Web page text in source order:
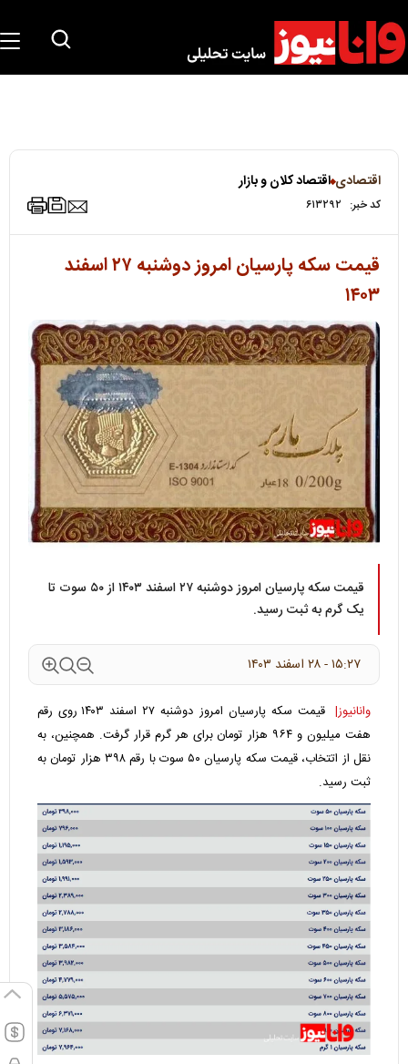
اقتصادی اقتصاد کلان و بازار
کد خبر: ۶۱۳۲۹۲
قیمت سکه پارسیان امروز دوشنبه ۲۷ اسفند
۱۴۰۳
قیمت سکه پارسیان امروز دوشنبه ۲۷ اسفند ۱۴۰۳ از ۵۰ سوت تا
یک گرم به ثبت رسید.
۱۵:۲۷ - ۲۸ اسفند ۱۴۰۳
وانانیوز|
قیمت سکه پارسیان امروز دوشنبه ۲۷ اسفند ۱۴۰۳ روی رقم
هفت میلیون و ۹۶۴ هزار تومان برای هر گرم قرار گرفت. همچنین، به
نقل از اتتخاب، قیمت سکه پارسیان ۵۰ سوت با رقم ۳۹۸ هزار تومان به
ثبت رسید.